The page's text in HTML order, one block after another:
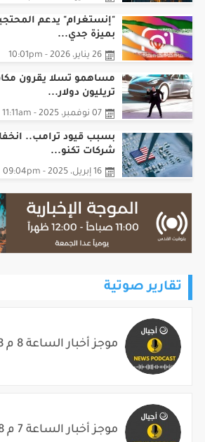
"إنستغرام" يدعم
بميزة جدي...
26 يناير، 2026 - 10:01pm
مساهمو تسلا يقرون
تريليون دولار...
07 نوفمبر، 2025 - 11:11am
بسبب قيود ترامب..
شركات تكنو...
16 إبريل، 2025 - 09:04pm
تقارير صوتية
موجز أخبار الساعة 8 م 2026/08/08
موجز أخبار الساعة 7 م 2026/08/08